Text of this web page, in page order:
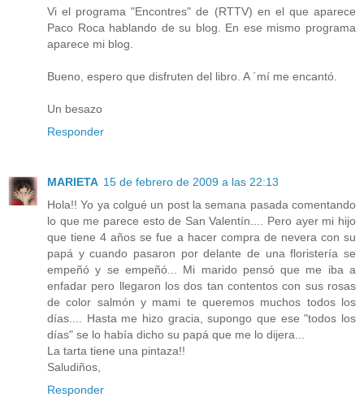
Vi el programa "Encontres" de (RTTV) en el que aparece
Paco Roca hablando de su blog. En ese mismo programa
aparece mi blog.
Bueno, espero que disfruten del libro. A ´mí me encantó.
Un besazo
Responder
MARIETA 15 de febrero de 2009 a las 22:13
Hola!! Yo ya colgué un post la semana pasada comentando
lo que me parece esto de San Valentín.... Pero ayer mi hijo
que tiene 4 años se fue a hacer compra de nevera con su
papá y cuando pasaron por delante de una floristería se
empeñó y se empeñó... Mi marido pensó que me iba a
enfadar pero llegaron los dos tan contentos con sus rosas
de color salmón y mami te queremos muchos todos los
días.... Hasta me hizo gracia, supongo que ese "todos los
días" se lo había dicho su papá que me lo dijera...
La tarta tiene una pintaza!!
Saludiños,
Responder